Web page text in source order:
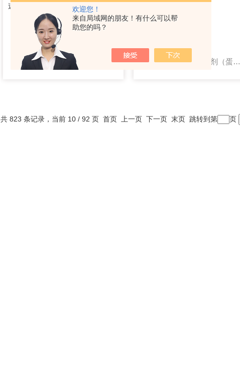
欢迎您！
来自局域网的朋友！有什么可以帮
助您的吗？
AC0697改良型促凝剂（蛋白电泳）
共 823 条记录，当前 10 / 92 页 首页 上一页 下一页 末页 跳转到第 页